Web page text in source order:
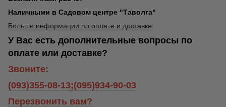
Наличными в Садовом центре "Таволга"
Больше информации по оплате и доставке
У Вас есть дополнительные вопросы по
оплате или доставке?
Звоните:
(093)355-08-13;(095)934-90-03
Перезвонить вам?